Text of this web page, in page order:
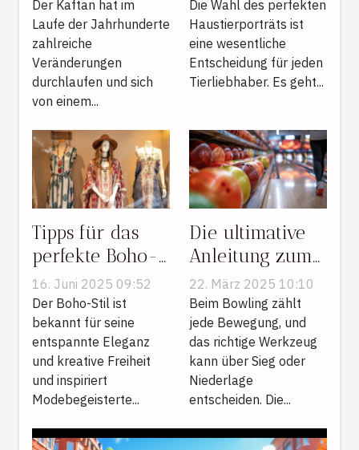
Der Kaftan hat im
Laufe der Jahrhunderte
zahlreiche
Veränderungen
durchlaufen und sich
von einem...
Die Wahl des perfekten
Haustierporträts ist
eine wesentliche
Entscheidung für jeden
Tierliebhaber. Es geht...
Tipps für das
perfekte Boho-
Outfit: Kleider
und Accessoires
kombinieren
16. Juni 2025 09:52
Der Boho-Stil ist
bekannt für seine
entspannte Eleganz
und kreative Freiheit
und inspiriert
Modebegeisterte...
Die ultimative
Anleitung zum
Kauf der
richtigen
Bowlingkugel
22. März 2025 10:10
Beim Bowling zählt
jede Bewegung, und
das richtige Werkzeug
kann über Sieg oder
Niederlage
entscheiden. Die...